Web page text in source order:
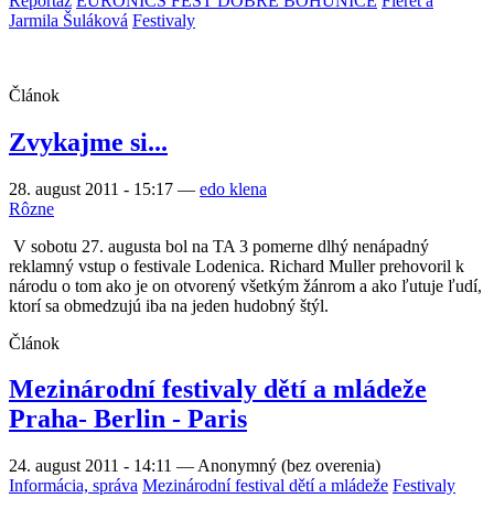
Jarmila Šuláková Festivaly
Článok
Zvykajme si...
28. august 2011 - 15:17 — edo klena
Rôzne
V sobotu 27. augusta bol na TA 3 pomerne dlhý nenápadný
reklamný vstup o festivale Lodenica. Richard Muller prehovoril k
národu o tom ako je on otvorený všetkým žánrom a ako ľutuje ľudí,
ktorí sa obmedzujú iba na jeden hudobný štýl.
Článok
Mezinárodní festivaly dětí a mládeže
Praha- Berlin - Paris
24. august 2011 - 14:11 — Anonymný (bez overenia)
Informácia, správa Mezinárodní festival dětí a mládeže Festivaly